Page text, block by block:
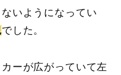
いようになってい
でした。
ーが広がっていて左